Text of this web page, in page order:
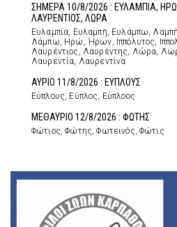
ΣΗΜΕΡΑ 10/8/2026 : ΕΥΛΑΜΠΙΑ,
ΛΑΥΡΕΝΤΙΟΣ, ΛΩΡΑ
Ευλαμπία, Ευλαμπή, Ευλάμπω,
Λάμπω, Ηρώ, Ήρων, Ιππόλυτος,
Λαυρέντιος, Λαυρέντης, Λώρα,
Λαυρεντία, Λαυρεντίνα
ΑΥΡΙΟ 11/8/2026 : ΕΥΠΛΟΥΣ
Εύπλους, Εύπλος, Εύπλοος
ΜΕΘΑΥΡΙΟ 12/8/2026 : ΦΩΤΗΣ
Φώτιος, Φώτης, Φωτεινός, Φώτις